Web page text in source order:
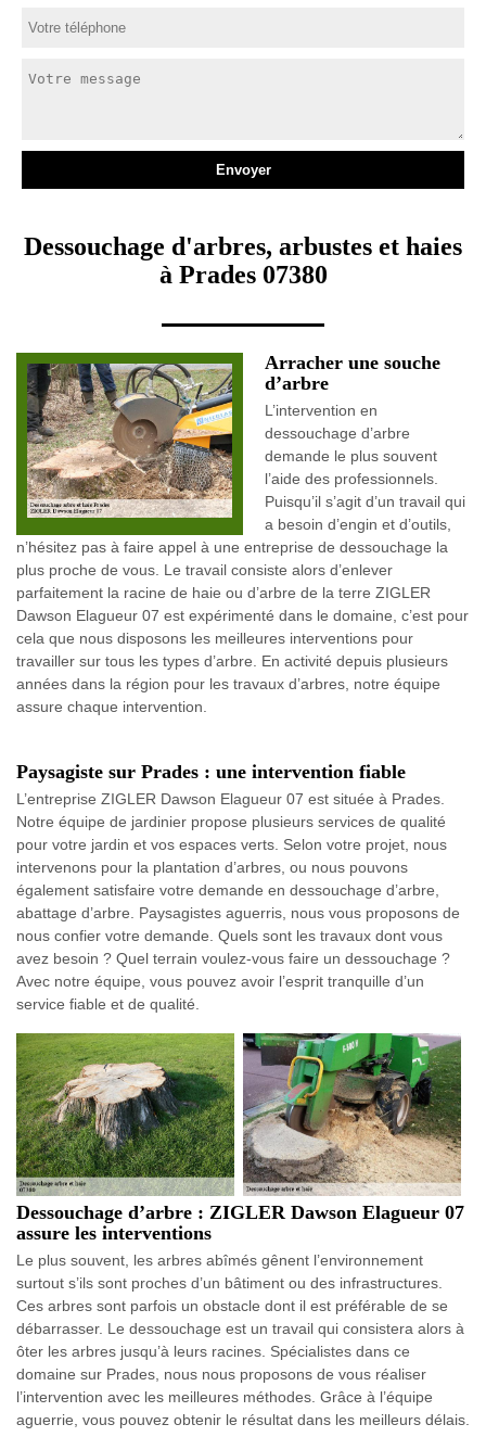
Dessouchage d'arbres, arbustes et haies
à Prades 07380
Arracher une souche
d’arbre
L’intervention en
dessouchage d’arbre
demande le plus souvent
l’aide des professionnels.
Puisqu’il s’agit d’un travail qui
a besoin d’engin et d’outils,
n’hésitez pas à faire appel à une entreprise de dessouchage la
plus proche de vous. Le travail consiste alors d’enlever
parfaitement la racine de haie ou d’arbre de la terre ZIGLER
Dawson Elagueur 07 est expérimenté dans le domaine, c’est pour
cela que nous disposons les meilleures interventions pour
travailler sur tous les types d’arbre. En activité depuis plusieurs
années dans la région pour les travaux d’arbres, notre équipe
assure chaque intervention.
Paysagiste sur Prades : une intervention fiable
L’entreprise ZIGLER Dawson Elagueur 07 est située à Prades.
Notre équipe de jardinier propose plusieurs services de qualité
pour votre jardin et vos espaces verts. Selon votre projet, nous
intervenons pour la plantation d’arbres, ou nous pouvons
également satisfaire votre demande en dessouchage d’arbre,
abattage d’arbre. Paysagistes aguerris, nous vous proposons de
nous confier votre demande. Quels sont les travaux dont vous
avez besoin ? Quel terrain voulez-vous faire un dessouchage ?
Avec notre équipe, vous pouvez avoir l’esprit tranquille d’un
service fiable et de qualité.
Dessouchage d’arbre : ZIGLER Dawson Elagueur 07
assure les interventions
Le plus souvent, les arbres abîmés gênent l’environnement
surtout s’ils sont proches d’un bâtiment ou des infrastructures.
Ces arbres sont parfois un obstacle dont il est préférable de se
débarrasser. Le dessouchage est un travail qui consistera alors à
ôter les arbres jusqu’à leurs racines. Spécialistes dans ce
domaine sur Prades, nous nous proposons de vous réaliser
l’intervention avec les meilleures méthodes. Grâce à l’équipe
aguerrie, vous pouvez obtenir le résultat dans les meilleurs délais.